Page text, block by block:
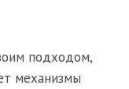
подходом,
механизмы